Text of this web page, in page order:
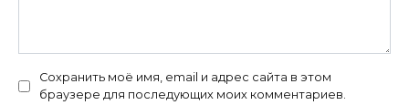
Сохранить моё имя, email и адрес сайта в этом
браузере для последующих моих комментариев.